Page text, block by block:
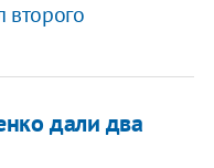
второго
дали два